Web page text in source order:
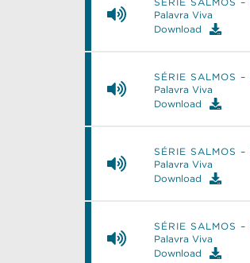
Palavra Viva
Download
SÉRIE SALMOS
Palavra Viva
Download
SÉRIE SALMOS
Palavra Viva
Download
SÉRIE SALMOS
Palavra Viva
Download